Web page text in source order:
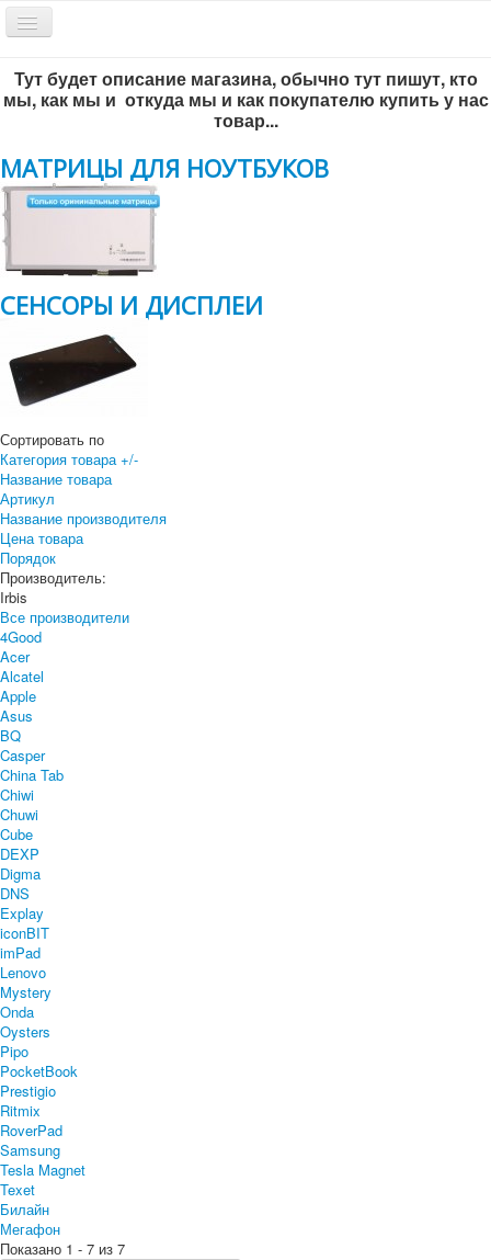
Включить/
выключить
Обратный звонок
Всё по-честному
+7 383-299-65-46
Тут будет описание магазина, обычно тут пишут, кто
мы, как мы и откуда мы и как покупателю купить у нас
товар...
МАТРИЦЫ ДЛЯ НОУТБУКОВ
СЕНСОРЫ И ДИСПЛЕИ
Сортировать по
Категория товара +/-
Название товара
Артикул
Название производителя
Цена товара
Порядок
Производитель:
Irbis
Все производители
4Good
Acer
Alcatel
Apple
Asus
BQ
Casper
China Tab
Chiwi
Chuwi
Cube
DEXP
Digma
DNS
Explay
iconBIT
imPad
Lenovo
Mystery
Onda
Oysters
Pipo
PocketBook
Prestigio
Ritmix
RoverPad
Samsung
Tesla Magnet
Texet
Билайн
Мегафон
Показано 1 - 7 из 7